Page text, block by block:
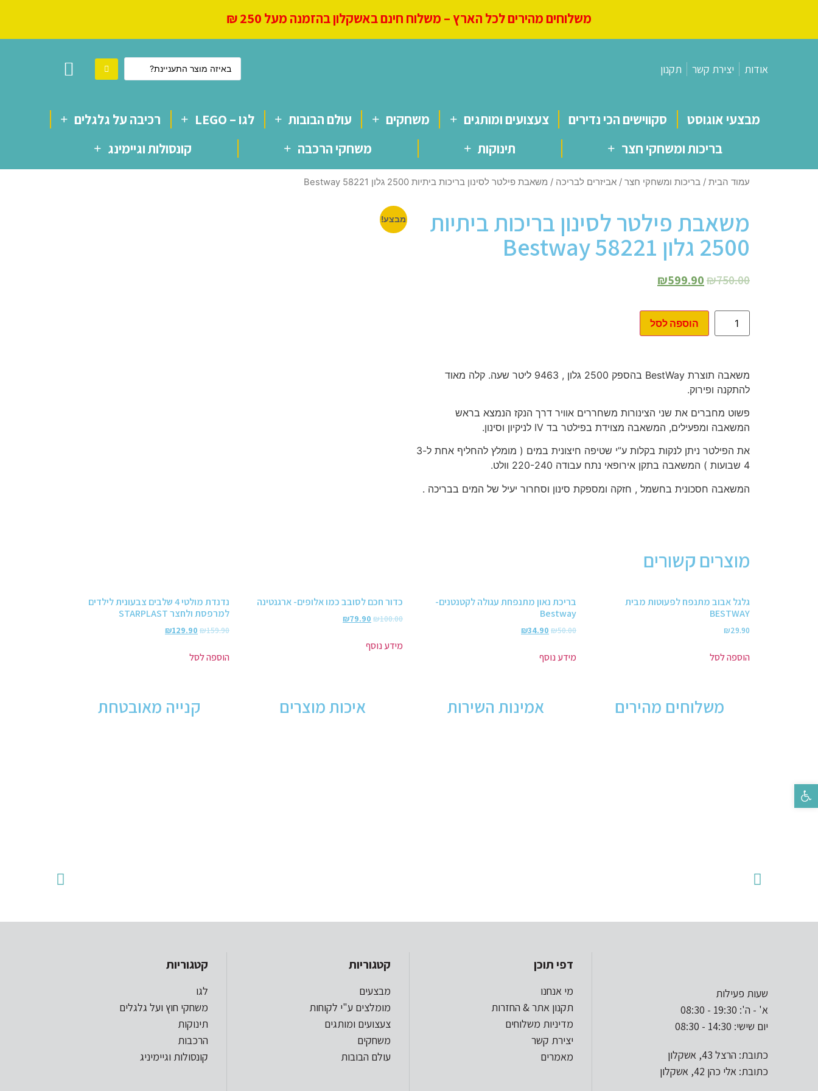
פתח סרגל נגישות
משלוחים מהירים לכל הארץ – משלוח חינם באשקלון בהזמנה מעל 250 ₪
אודות יצירת קשר תקנון
מבצעי אוגוסט סקווישים הכי נדירים צעצועים ומותגים משחקים עולם הבובות לגו – LEGO
רכיבה על גלגלים
בריכות ומשחקי חצר
תינוקות משחקי הרכבה קונסולות וגיימינג
עמוד הבית / בריכות ומשחקי חצר / אביזרים לבריכה / משאבת פילטר לסינון בריכות ביתיות 2500 גלון Bestway 58221
משאבת פילטר לסינון בריכות ביתיות
2500 גלון Bestway 58221
₪750.00
₪599.90
הוספה לסל
משאבה תוצרת BestWay בהספק 2500 גלון , 9463 ליטר שעה. קלה מאוד
להתקנה ופירוק.
פשוט מחברים את שני הצינורות משחררים אוויר דרך הנקז הנמצא בראש
המשאבה ומפעילים, המשאבה מצוידת בפילטר בד IV לניקיון וסינון.
את הפילטר ניתן לנקות בקלות ע”י שטיפה חיצונית במים ( מומלץ להחליף אחת ל3-
4 שבועות ) המשאבה בתקן אירופאי נתח עבודה 220-240 וולט.
המשאבה חסכונית בחשמל , חזקה ומספקת סינון וסחרור יעיל של המים בבריכה .
מבצע!
מוצרים קשורים
גלגל אבוב מתנפח לפעוטות מבית
BESTWAY
₪29.90
הוספה לסל
בריכת נאון מתנפחת עגולה לקטנטנים-
Bestway
₪50.00
₪34.90
מידע נוסף
כדור חכם לסובב כמו אלופים- ארגנטינה
₪100.00
₪79.90
מידע נוסף
נדנדת מולטי 4 שלבים צבעונית לילדים
למרפסת ולחצר STARPLAST
₪159.90
₪129.90
הוספה לסל
משלוחים מהירים אמינות השירות איכות מוצרים קנייה מאובטחת
שעות פעילות
א' - ה': 19:30 - 08:30
יום שישי: 14:30 - 08:30
כתובת: הרצל 43, אשקלון
כתובת: אלי כהן 42, אשקלון
דפי תוכן
מי אנחנו
תקנון אתר & החזרות
מדיניות משלוחים
יצירת קשר
מאמרים
קטגוריות
מבצעים
מומלצים ע"י לקוחות
צעצועים ומותגים
משחקים
עולם הבובות
קטגוריות
לגו
משחקי חוץ ועל גלגלים
תינוקות
הרכבות
קונסולות וגיימיניג